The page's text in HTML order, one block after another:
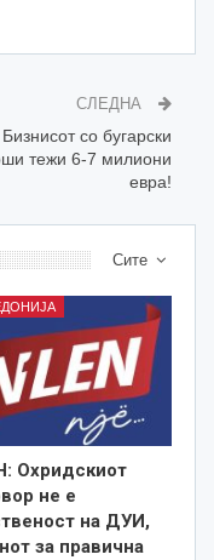
СЛЕДНА
Бизнисот со бугарски
тежи 6-7 милиони
евра!
Сите
Охридскиот
не е
на ДУИ,
за правична